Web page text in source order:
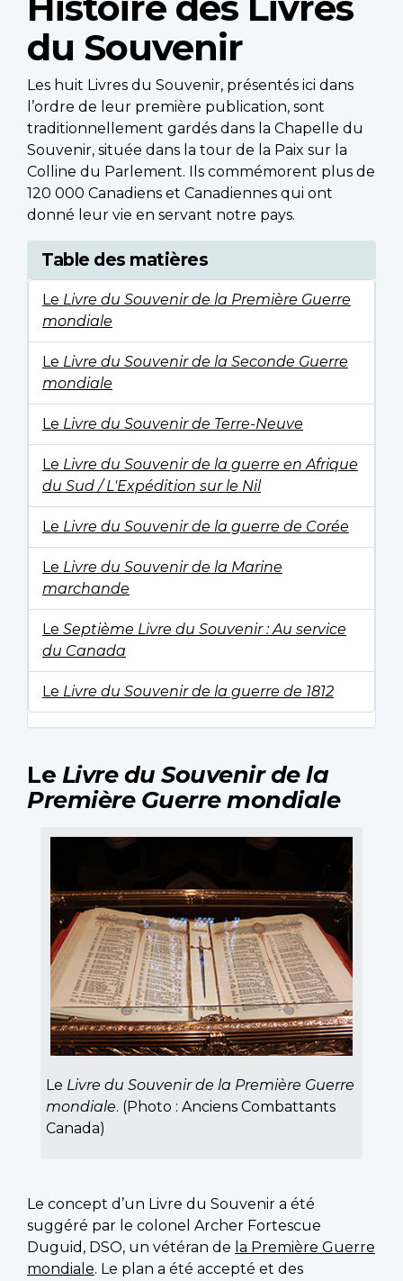
du Souvenir
Les huit Livres du Souvenir, présentés ici dans
l’ordre de leur première publication, sont
traditionnellement gardés dans la Chapelle du
Souvenir, située dans la tour de la Paix sur la
Colline du Parlement. Ils commémorent plus de
120 000 Canadiens et Canadiennes qui ont
donné leur vie en servant notre pays.
Table des matières
Le Livre du Souvenir de la Première Guerre
mondiale
Le Livre du Souvenir de la Seconde Guerre
mondiale
Le Livre du Souvenir de Terre-Neuve
Le Livre du Souvenir de la guerre en Afrique
du Sud / L'Expédition sur le Nil
Le Livre du Souvenir de la guerre de Corée
Le Livre du Souvenir de la Marine
marchande
Le Septième Livre du Souvenir : Au service
du Canada
Le Livre du Souvenir de la guerre de 1812
Le Livre du Souvenir de la
Première Guerre mondiale
Le Livre du Souvenir de la Première Guerre
mondiale. (Photo : Anciens Combattants
Canada)
Le concept d’un Livre du Souvenir a été
suggéré par le colonel Archer Fortescue
Duguid, DSO, un vétéran de la Première Guerre
mondiale. Le plan a été accepté et des